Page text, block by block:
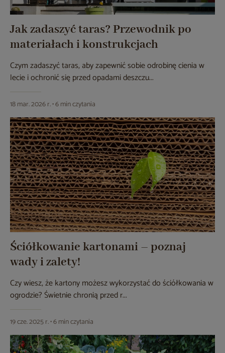
Jak zadaszyć taras? Przewodnik po
materiałach i konstrukcjach
Czym zadaszyć taras, aby zapewnić sobie odrobinę cienia w
lecie i ochronić się przed opadami deszczu...
18 mar. 2026 r. • 6 min czytania
Ściółkowanie kartonami – poznaj
wady i zalety!
Czy wiesz, że kartony możesz wykorzystać do ściółkowania w
ogrodzie? Świetnie chronią przed r...
19 cze. 2025 r. • 6 min czytania